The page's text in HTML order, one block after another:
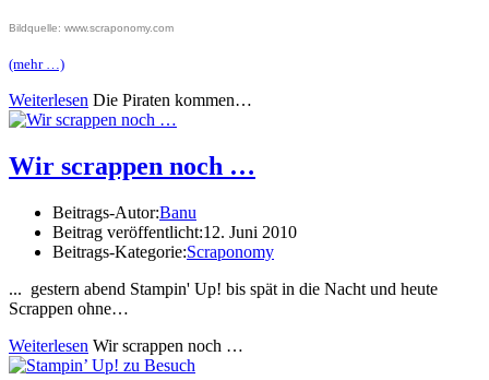
Bildquelle: www.scraponomy.com
(mehr …)
Weiterlesen Die Piraten kommen…
Wir scrappen noch …
Beitrags-Autor:Banu
Beitrag veröffentlicht:12. Juni 2010
Beitrags-Kategorie:Scraponomy
... gestern abend Stampin' Up! bis spät in die Nacht und heute
Scrappen ohne…
Weiterlesen Wir scrappen noch …